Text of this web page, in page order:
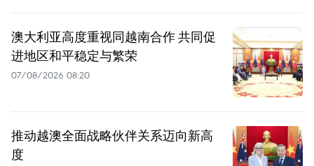
澳大利亚高度重视同越南合作 共同促
进地区和平稳定与繁荣
07/08/2026 08:20
推动越澳全面战略伙伴关系迈向新高
度